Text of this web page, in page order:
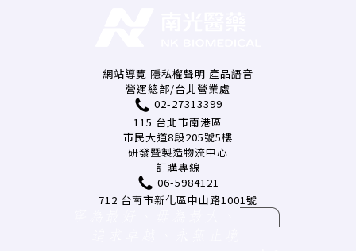
網站導覽 隱私權聲明 產品語音
營運總部/台北營業處
02-27313399
115 台北市南港區
市民大道8段205號5樓
研發暨製造物流中心
訂購專線
06-5984121
712 台南市新化區中山路1001號